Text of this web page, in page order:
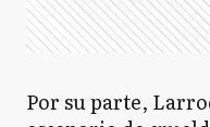
Por su parte,